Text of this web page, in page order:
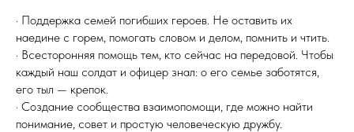
· Поддержка семей погибших героев. Не оставить их
наедине с горем, помогать словом и делом, помнить и чтить.
· Всесторонняя помощь тем, кто сейчас на передовой. Чтобы
каждый наш солдат и офицер знал: о его семье заботятся,
его тыл — крепок.
· Создание сообщества взаимопомощи, где можно найти
понимание, совет и простую человеческую дружбу.